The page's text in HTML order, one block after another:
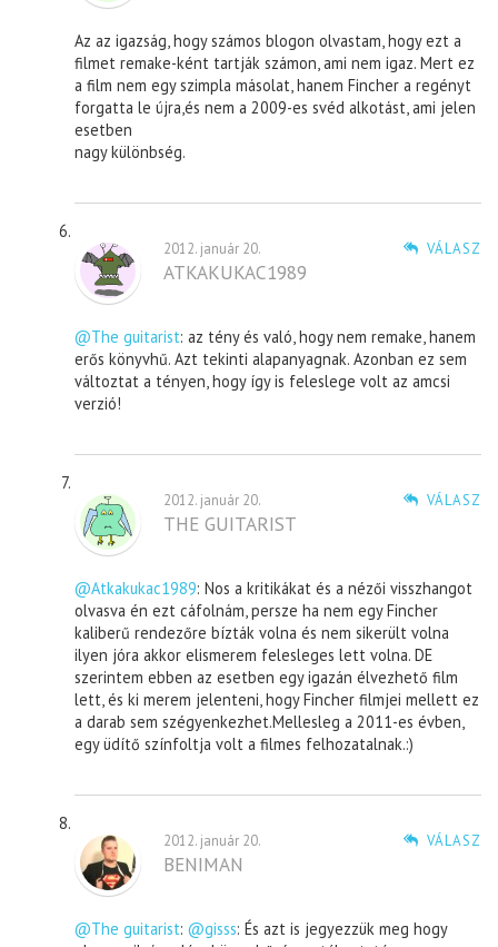
Az az igazság, hogy számos blogon olvastam, hogy ezt a
filmet remake-ként tartják számon, ami nem igaz. Mert ez
a film nem egy szimpla másolat, hanem Fincher a regényt
forgatta le újra,és nem a 2009-es svéd alkotást, ami jelen
esetben
nagy különbség.
VÁLASZ
2012. január 20.
ATKAKUKAC1989
@The guitarist: az tény és való, hogy nem remake, hanem
erős könyvhű. Azt tekinti alapanyagnak. Azonban ez sem
változtat a tényen, hogy így is feleslege volt az amcsi
verzió!
VÁLASZ
2012. január 20.
THE GUITARIST
@Atkakukac1989: Nos a kritikákat és a nézői visszhangot
olvasva én ezt cáfolnám, persze ha nem egy Fincher
kaliberű rendezőre bízták volna és nem sikerült volna
ilyen jóra akkor elismerem felesleges lett volna. DE
szerintem ebben az esetben egy igazán élvezhető film
lett, és ki merem jelenteni, hogy Fincher filmjei mellett ez
a darab sem szégyenkezhet.Mellesleg a 2011-es évben,
egy üdítő színfoltja volt a filmes felhozatalnak.:)
VÁLASZ
2012. január 20.
BENIMAN
@The guitarist:@gisss: És azt is jegyezzük meg hogy